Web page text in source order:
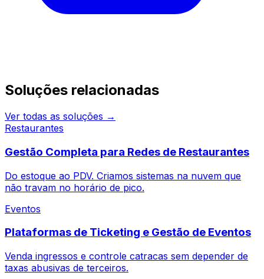
Soluções relacionadas
Ver todas as soluções →
Restaurantes
Gestão Completa para Redes de Restaurantes
Do estoque ao PDV. Criamos sistemas na nuvem que
não travam no horário de pico.
Eventos
Plataformas de Ticketing e Gestão de Eventos
Venda ingressos e controle catracas sem depender de
taxas abusivas de terceiros.